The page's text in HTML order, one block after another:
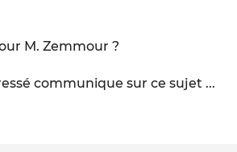
M. Zemmour ?
communique sur ce sujet ...